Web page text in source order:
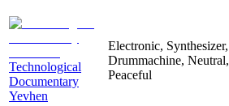
Technological
Documentary
Yevhen
Electronic, Synthesizer,
Drummachine, Neutral,
Peaceful